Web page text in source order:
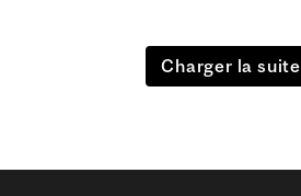
Charger la suite